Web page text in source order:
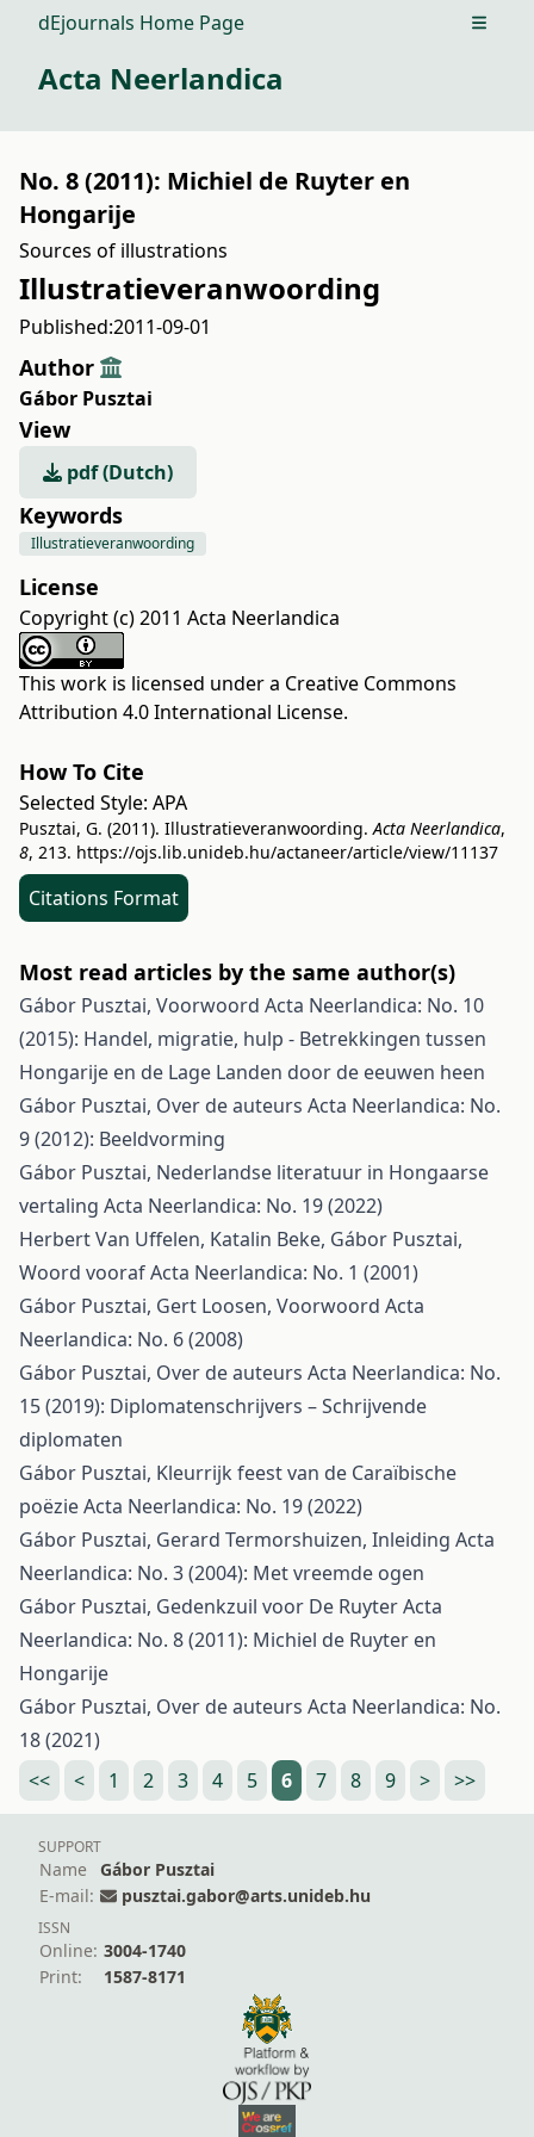
dEjournals Home Page Open
Acta Neerlandica
No. 8 (2011): Michiel de Ruyter en
Hongarije
Sources of illustrations
Illustratieveranwoording
Published:2011-09-01
Author
Gábor Pusztai
View
pdf (Dutch)
Keywords
Illustratieveranwoording
License
Copyright (c) 2011 Acta Neerlandica
This work is licensed under a Creative Commons
Attribution 4.0 International License.
How To Cite
Selected Style: APA
Pusztai, G. (2011). Illustratieveranwoording.Acta Neerlandica,
8, 213. https://ojs.lib.unideb.hu/actaneer/article/view/11137
Citations Format
Most read articles by the same author(s)
Gábor Pusztai, Voorwoord Acta Neerlandica: No. 10
(2015): Handel, migratie, hulp - Betrekkingen tussen
Hongarije en de Lage Landen door de eeuwen heen
Gábor Pusztai, Over de auteurs Acta Neerlandica: No.
9 (2012): Beeldvorming
Gábor Pusztai, Nederlandse literatuur in Hongaarse
vertaling Acta Neerlandica: No. 19 (2022)
Herbert Van Uffelen, Katalin Beke, Gábor Pusztai,
Woord voorafActa Neerlandica: No. 1 (2001)
Gábor Pusztai, Gert Loosen, Voorwoord Acta
Neerlandica: No. 6 (2008)
Gábor Pusztai, Over de auteurs Acta Neerlandica: No.
15 (2019): Diplomatenschrijvers – Schrijvende
diplomaten
Gábor Pusztai, Kleurrijk feest van de Caraïbische
poëzieActa Neerlandica: No. 19 (2022)
Gábor Pusztai, Gerard Termorshuizen, Inleiding Acta
Neerlandica: No. 3 (2004): Met vreemde ogen
Gábor Pusztai, Gedenkzuil voor De RuyterActa
Neerlandica: No. 8 (2011): Michiel de Ruyter en
Hongarije
Gábor Pusztai, Over de auteurs Acta Neerlandica: No.
18 (2021)
<<
< 1 2 3 4 5 6 7 8 9 > >>
SUPPORT
Name
Gábor Pusztai
E-mail:
pusztai.gabor@arts.unideb.hu
ISSN
Online: 3004-1740
Print:
1587-8171